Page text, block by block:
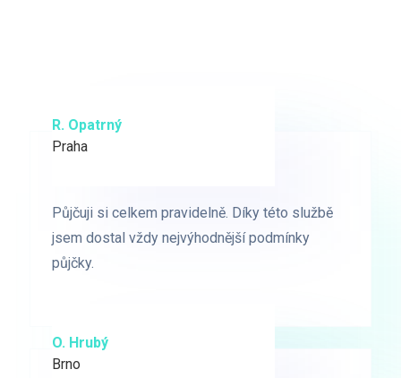
R. Opatrný
Praha
Půjčuji si celkem pravidelně. Díky této službě
jsem dostal vždy nejvýhodnější podmínky
půjčky.
O. Hrubý
Brno
K. Novák
Brno
Půjčuji si celkem pravidelně. Díky této službě
jsem dostal vždy nejvýhodnější podmínky
půjčky.
D. Starý
Praha